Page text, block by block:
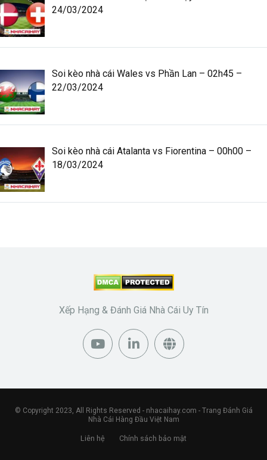
24/03/2024
Soi kèo nhà cái Wales vs Phần Lan – 02h45 –
22/03/2024
Soi kèo nhà cái Atalanta vs Fiorentina – 00h00 –
18/03/2024
Xếp Hạng & Đánh Giá Nhà Cái Uy Tín
© Copyright 2023, All Rights Reserved - nhacaihay.com - Trang Đánh Giá
Nhà Cái Hàng Đầu Việt Nam
Liên hệ Chính sách bảo mật